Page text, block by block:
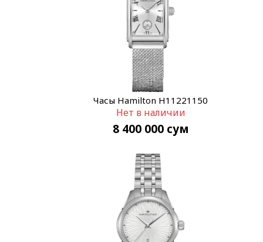
Часы Hamilton H11221150
Нет в наличии
8 400 000 сум